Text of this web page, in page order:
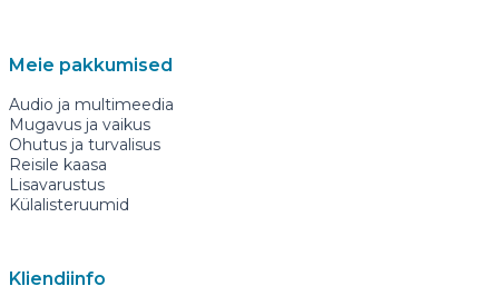
Meie pakkumised
Audio ja multimeedia
Mugavus ja vaikus
Ohutus ja turvalisus
Reisile kaasa
Lisavarustus
Külalisteruumid
Kliendiinfo